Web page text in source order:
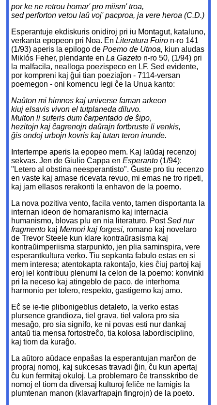
por ke ne retrou homar' pro miism' troa,
sed perforton vetou laŭ voj' pacproa, ja vere heroa (C.D.)
Esperantuje ekdiskuris onidiroj pri iu Montagut, kataluno,
verkanta epopeon pri Noa. EnLiteratura Foiro n-ro 141
(1/93) aperis la epilogo dePoemo de Utnoa, kiun aludas
Miklós Feher, plendante enLa Gazeto n-ro 50, (1/94) pri
la malfacila, nealloga poezispeco en LF. Sed evidente,
por kompreni kaj ĝui tian poeziaĵon - 7114-versan
poemegon - oni komencu legi ĉe la Unua kanto:
Naŭton mi himnos kaj universe faman arkeon
kiuj elsavis vivon el tutplaneda diluvo.
Multon li suferis dum ĉarpentado de ŝipo,
hezitojn kaj ĉagrenojn daŭrajn fortbruste li venkis,
ĝis ondoj urbojn kovris kaj tutan teron inunde.
Intertempe aperis la epopeo mem. Kaj laŭdaj recenzoj
sekvas. Jen de Giulio Cappa enEsperanto (1/94):
"Letero al obstina neesperantisto". Ĝuste pro tiu recenzo
en vaste kaj amase ricevata revuo, mi emas ne tro ripeti,
kaj jam ellasos rerakonti la enhavon de la poemo.
La nova pozitiva vento, facila vento, tamen disportanta la
internan ideon de homaranismo kaj internacia
humanismo, blovas plu en nia literaturo. PostSed nur
fragmento kajMemori kaj forgesi, romano kaj novelaro
de Trevor Steele kun klare kontraŭrasisma kaj
kontraŭimperiisma starpunkto, jen plia saminspira, vere
esperantkultura verko. Tiu sepkanta fabulo estas en si
mem interesa; atentokapta rakontaĵo, kies ĉiuj partoj kaj
eroj iel kontribuu plenumi la celon de la poemo: konvinki
pri la neceso kaj atingeblo de paco, de interhoma
harmonio per tolero, respekto, gastigemo kaj amo.
Eĉ se ie-tie plibonigeblus detaleto, la verko estas
plursence grandioza, tiel grava, tiel valora pro sia
mesaĝo, pro sia signifo, ke ni povas esti nur dankaj
antaŭ tia mensa fortostreĉo, tia kolosa labordisciplino,
kaj tiom da kuraĝo.
La aŭtoro aŭdace enpaŝas la esperantujan marĉon de
propraj nomoj, kaj sukcesas travadi ĝin, ĉu kun apertaj
ĉu kun fermitaj okuloj. La problemaro ĉe transskribo de
nomoj el tiom da diversaj kulturoj feliĉe ne lamigis la
plumtenan manon (klavarfrapajn fingrojn) de la poeto.